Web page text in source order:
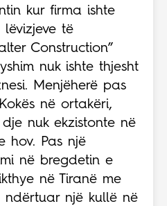
kur firma ishte
lëvizjeve të
Construction”
nuk ishte thjesht
Menjëherë pas
në ortakëri,
nuk ekzistonte në
hov. Pas një
në bregdetin e
në Tiranë me
ndërtuar një kullë në